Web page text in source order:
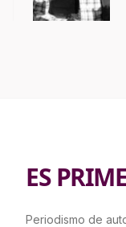
ES
Periodismo de